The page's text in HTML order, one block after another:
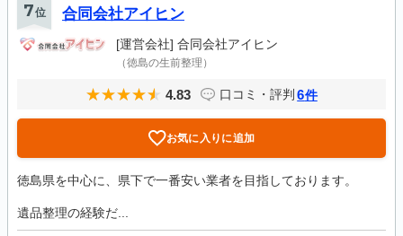
7位 合同会社アイヒン
[運営会社] 合同会社アイヒン
（徳島の生前整理）
4.83 口コミ・評判 6件
お気に入りに追加
徳島県を中心に、県下で一番安い業者を目指しております。
遺品整理の経験だ...